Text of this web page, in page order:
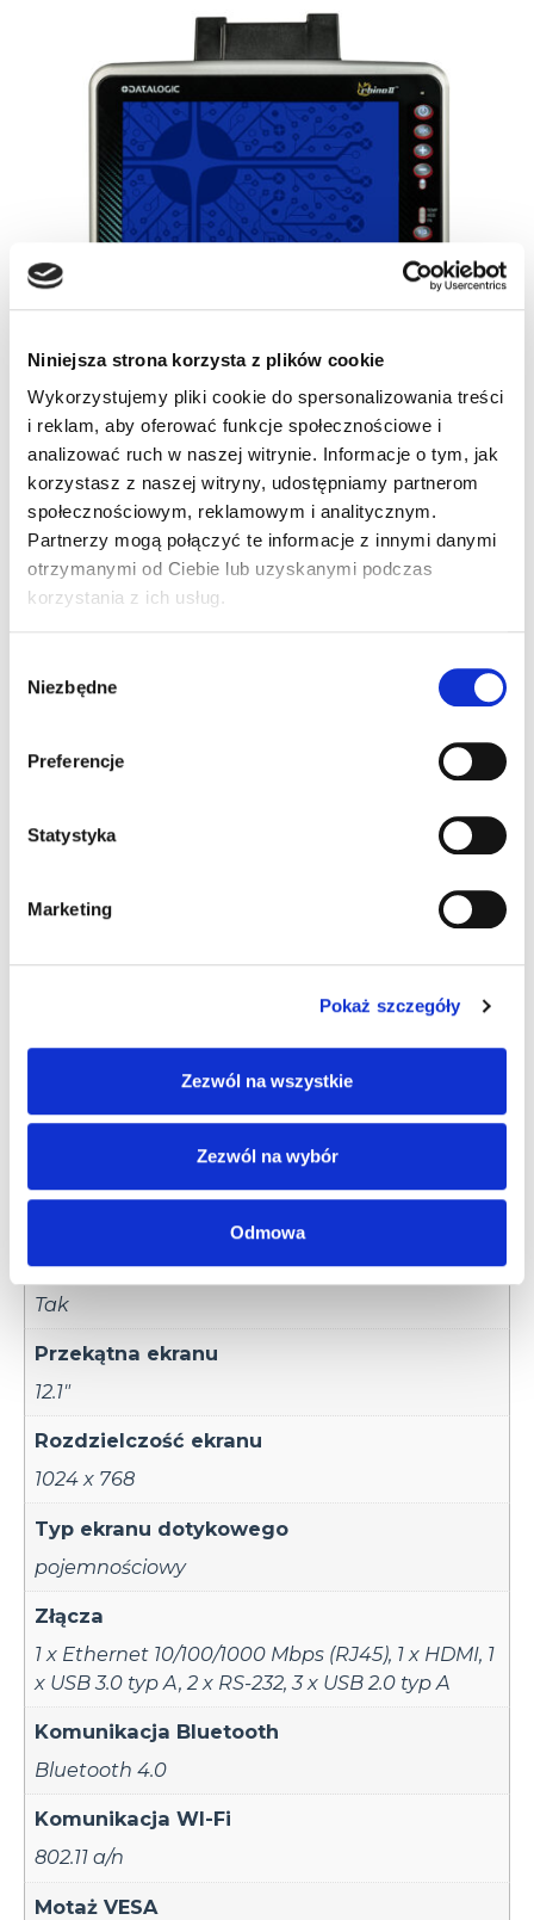
Niniejsza strona korzysta z plików cookie
Wykorzystujemy pliki cookie do spersonalizowania treści
i reklam, aby oferować funkcje społecznościowe i
analizować ruch w naszej witrynie. Informacje o tym, jak
korzystasz z naszej witryny, udostępniamy partnerom
społecznościowym, reklamowym i analitycznym.
Partnerzy mogą połączyć te informacje z innymi danymi
otrzymanymi od Ciebie lub uzyskanymi podczas
korzystania z ich usług.
zgody
Niezbędne
Preferencje
Statystyka
Marketing
Pokaż szczegóły
Zezwól na wszystkie
Zezwól na wybór
Odmowa
Terminale mobilne
Informacje dodatkowe Akcesoria
dodatkowe
4 GB
Karta pamięci
Tak
Przekątna ekranu
12.1"
Rozdzielczość ekranu
1024 x 768
Typ ekranu dotykowego
pojemnościowy
Złącza
1 x Ethernet 10/100/1000 Mbps (RJ45), 1 x HDMI, 1
x USB 3.0 typ A,2 x RS-232,3 x USB 2.0 typ A
Komunikacja Bluetooth
Bluetooth 4.0
Komunikacja WI-Fi
802.11 a/n
Motaż VESA